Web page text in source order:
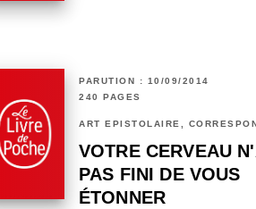
PARUTION : 10/09/2014
240 PAGES
ART ÉPISTOLAIRE,
VOTRE CERVEAU
PAS FINI DE VOUS
ÉTONNER